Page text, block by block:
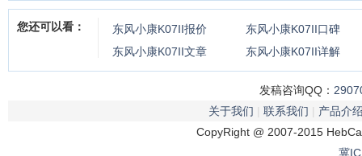
您还可以看： 东风小康K07II报价 东风小康K07II口碑
东风小康K07II文章 东风小康K07II详解
发稿咨询QQ：
关于我们
联系我们
产品介
CopyRight @ 2007-2015
冀